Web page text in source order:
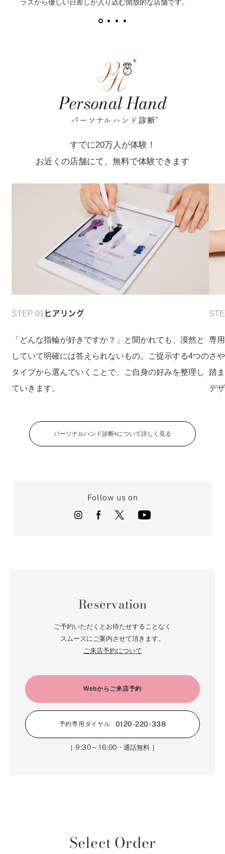
ラスから優しい日差しが入り込む開放的な店舗です。
すでに20万人が体験！
お近くの店舗にて、無料で体験できます
STEP 01 ヒアリング
「どんな指輪が好きですか？」と聞かれても、漠然と
していて明確には答えられないもの。ご提示する4つの
タイプから選んでいくことで、ご自身の好みを整理し
ていきます。
専
さ
踏
デ
パーソナルハンド診断®について詳しく見る
Follow us on
Reservation
ご予約いただくとお待たせすることなく
スムーズにご案内させて頂きます。
ご来店予約について
Webからご来店予約
予約専用ダイヤル 0120-220-338
［9:30～16:00 ・通話無料 ］
Select Order